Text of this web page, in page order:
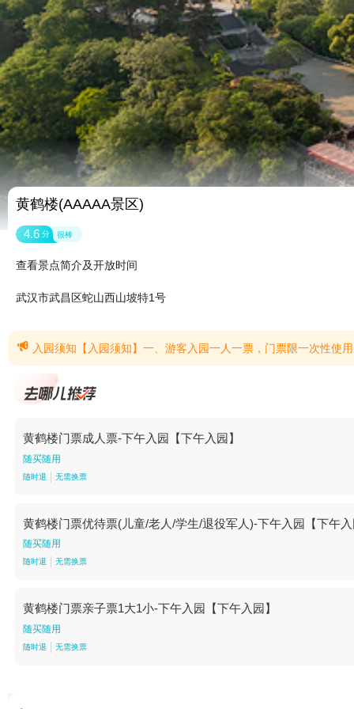
黄鹤楼(AAAAA景区)
4.6 分 很棒
查看景点简介及开放时间
武汉市武昌区蛇山西山坡特1号
 入园须知【入园须知】一、游客入园一人一票，门票限一次性使用，当日有效，逾期作废；二、公园属于山地公园，未成年人、无民事行为能力人、限制民事行为能力人或独立行动困难的游客，入园需有监护人或随行人员陪同；三、公园有野猫不时出入，请勿触碰，以免造成伤害；四、严禁携带易 燃、易 爆、有毒、有害等危险品进入公园；请勿携带
黄鹤楼门票成人票-下午入园【下午入园】
随买随用
随时退 无需换票
黄鹤楼门票优待票(儿童/老人/学生/退役军人)-下午入园【下午
随买随用
随时退 无需换票
黄鹤楼门票亲子票1大1小-下午入园【下午入园】
随买随用
随时退 无需换票